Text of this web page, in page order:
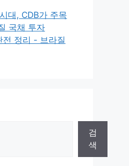
대, CDB가 주목
국채 투자
정리 - 브라질
검
색